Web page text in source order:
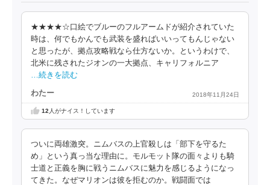
★★★★☆口絵でブルーのフルアームドが紹介されていた
時は、何でもかんでも武装を盛ればいいってもんじゃない
と思ったが、拠点攻略戦なら仕方ないか。というわけで、
北米に残されたジオンの一大拠点、キャリフォルニア
…続きを読む
わたー 2018年11月24日
12 人がナイス！しています
ついに両雄激突。ニムバスの上官殺しは「部下を守るた
め」という真っ当な理由に。モルモット隊の面々よりも騎
士道と正義を胸に戦うニムバスに魅力を感じるようになっ
てきた。なぜマリオンは彼を拒むのか。戦闘面では